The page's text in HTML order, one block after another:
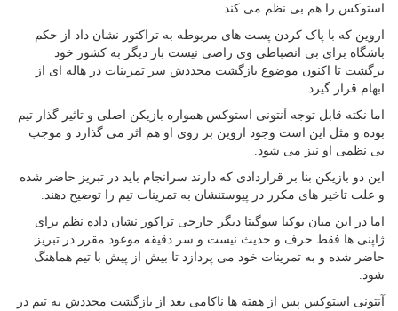
استوکس را هم بی نظم می کند.
اروین که با پاک کردن پست های مربوطه به تراکتور نشان داد از حکم
باشگاه برای بی انضباطی وی راضی نیست بار دیگر به کشور خود
برگشت تا اکنون موضوع بازگشت مجددش سر تمرینات در هاله ای از
ابهام قرار گیرد.
اما نکته قابل توجه آنتونی استوکس همواره بازیکن اصلی و تاثیر گذار تیم
بوده و مثل این است وجود اروین بر روی او هم اثر می گذارد و موجب
بی نظمی او نیز می شود.
این دو بازیکن بنا بر قراردادی که دارند سرانجام باید در تبریز حاضر شده
و علت تاخیر های مکرر در پیوستنشان به تمرینات تیم را توضیح دهند.
اما در این میان یوکیا سوگیتا دیگر خارجی تراکور نشان داده نظم برای
ژاپنی ها فقط حرف و حدیث نیست و سر دقیقه موعود مقرر در تبریز
حاضر شده و به تمرینات خود می پردازد تا بیش از پیش با تیم هماهنگ
شود.
آنتونی استوکس پس از هفته ها ناکامی بعد از بازگشت مجددش به تیم در